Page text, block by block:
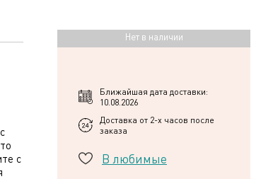
с
Нет в наличии
Ближайшая дата доставки:
10.08.2026
Доставка от 2-х часов после
заказа
В любимые